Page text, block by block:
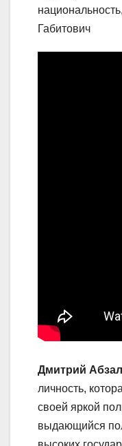
Дмитрий
личность,
своей яркой
выдающийся